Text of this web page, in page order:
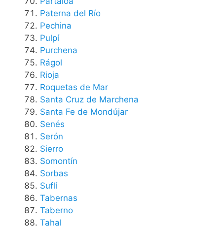
Paterna del Río
Pechina
Pulpí
Purchena
Rágol
Rioja
Roquetas de Mar
Santa Cruz de Marchena
Santa Fe de Mondújar
Senés
Serón
Sierro
Somontín
Sorbas
Suflí
Tabernas
Taberno
Tahal